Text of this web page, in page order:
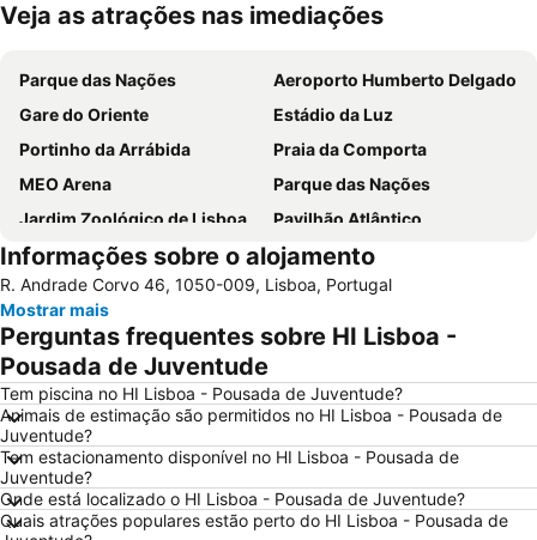
Ampliar mapa
Veja as atrações nas imediações
Parque das Nações
Aeroporto Humberto Delgado
Gare do Oriente
Estádio da Luz
Portinho da Arrábida
Praia da Comporta
MEO Arena
Parque das Nações
Jardim Zoológico de Lisboa
Pavilhão Atlântico
Passeio Marítimo de Algés
Benfica
Praias de Santa Cruz
Baixa de Lisboa
Parque Eduardo VII
Praça de Touros de Campo Pequeno
Praia das Azenhas do Mar
Belém
Avenida da Liberdade
da Figueirinha
Marquês de Pombal
Estádio do Restelo
Praia das Maçãs
Fonte da Telha
Praia Tróia Mar
Praia da Ericeira
Parque Natural da Arrabida
Informações sobre o alojamento
R. Andrade Corvo 46, 1050-009, Lisboa, Portugal
Mostrar mais
Perguntas frequentes sobre HI Lisboa -
Pousada de Juventude
Tem piscina no HI Lisboa - Pousada de Juventude?
Animais de estimação são permitidos no HI Lisboa - Pousada de
Juventude?
Tem estacionamento disponível no HI Lisboa - Pousada de
Juventude?
Onde está localizado o HI Lisboa - Pousada de Juventude?
Quais atrações populares estão perto do HI Lisboa - Pousada de